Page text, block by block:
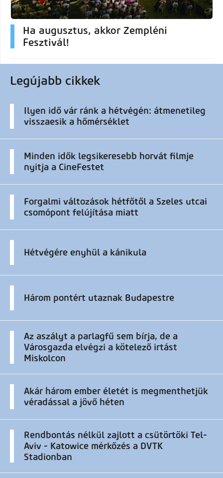
Ha augusztus, akkor Zempléni
Fesztivál!
Legújabb cikkek
Ilyen idő vár ránk a hétvégén: átmenetileg
visszaesik a hőmérséklet
Minden idők legsikeresebb horvát filmje
nyitja a CineFestet
Forgalmi változások hétfőtől a Szeles utcai
csomópont felújítása miatt
Hétvégére enyhül a kánikula
Három pontért utaznak Budapestre
Az aszályt a parlagfű sem bírja, de a
Városgazda elvégzi a kötelező irtást
Miskolcon
Akár három ember életét is megmenthetjük
véradással a jövő héten
Rendbontás nélkül zajlott a csütörtöki Tel-
Aviv - Katowice mérkőzés a DVTK
Stadionban